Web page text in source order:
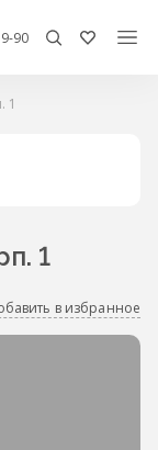
90
1
1
в избранное